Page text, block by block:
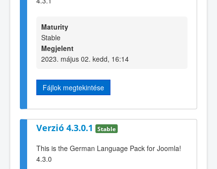
Maturity
Stable
Megjelent
2023. május 02. kedd, 16:14
Fájlok megtekintése
Verzió 4.3.0.1 Stable
This is the German Language Pack for Joomla!
4.3.0